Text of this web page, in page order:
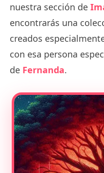
nuestra sección de
encontrarás una
creados
con esa persona
de Fernanda.